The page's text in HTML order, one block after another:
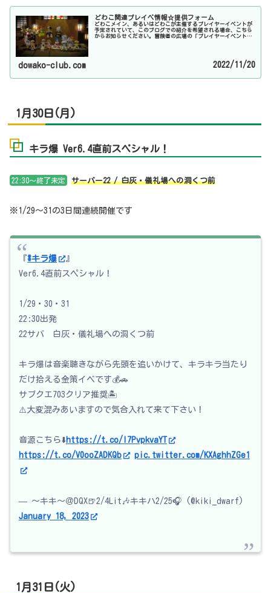
どわこ関連プレイベ情報☆提供フォーム
どわこメイン、あるいはどわこが主催するプレイヤーイベントが
予定されていて、このブログでの紹介を希望される場合、こちら
からお知らせください。冒険者の広場の「プレイヤーイベント告
dowako-club.com 2022/11/20
1月30日(月)
キラ爆 Ver6.4直前スペシャル！
22:30～終了未定 サーバー22 / 白灰・儀礼場への洞くつ前
※1/29～31の3日間連続開催です
『#キラ爆
』
Ver6.4直前スペシャル！
1/29・30・31
22:30出発
22サバ 白灰・儀礼場への洞くつ前
キラ爆は音楽聴きながら先頭を追いかけて、キラキラ当たり
だけ拾える金策イベです💰🚗
サブクエ703クリア推奨🏝️
⚠️大変混みあいますので気合入れて来て下さい！
音源こちら⬇️https://t.co/I7PvpkvaYT
https://t.co/V0ooZADKQb
pic.twitter.com/KXAghhZGe1
— ～キキ～＠DQX🍺2/4Lit🎶キキハ2/25🎧 (@kiki_dwarf)
January 18, 2023
1月31日(火)